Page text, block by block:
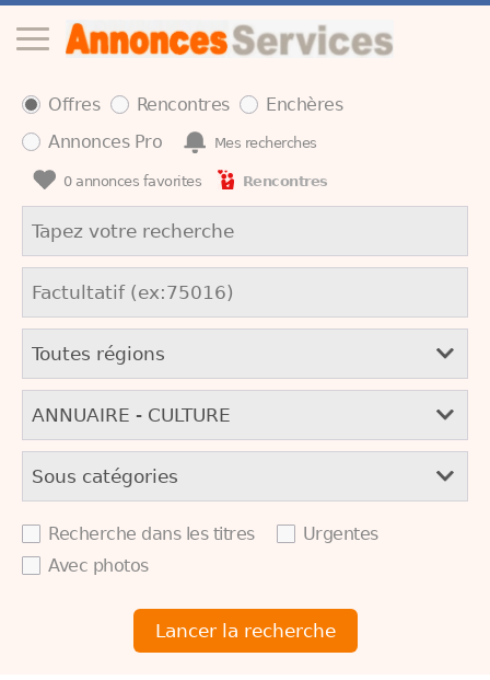
Offres Rencontres
Enchères
Annonces Pro
Mes recherches
0annonces favorites Rencontres
Recherche dans les titres
Urgentes
Avec photos